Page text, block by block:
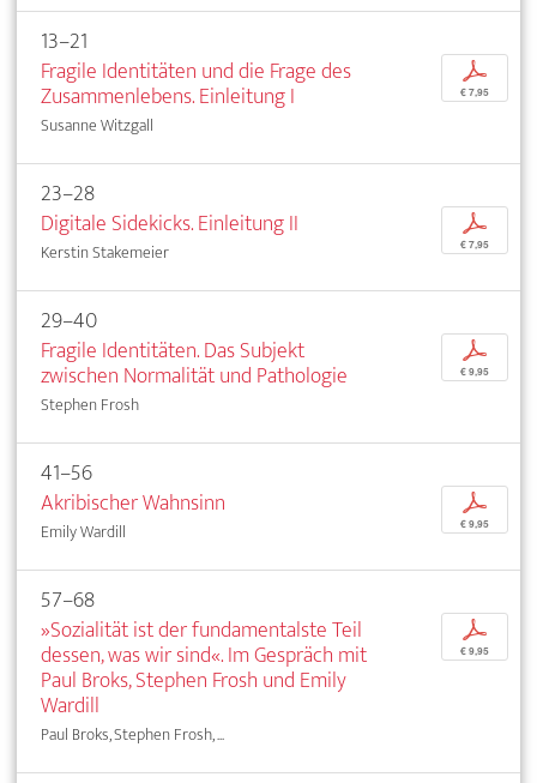
13–21
Fragile Identitäten und die Frage des
Zusammenlebens. Einleitung I
Susanne Witzgall
p
€ 7,95
23–28
Digitale Sidekicks. Einleitung II
Kerstin Stakemeier
p
€ 7,95
29–40
Fragile Identitäten. Das Subjekt
zwischen Normalität und Pathologie
Stephen Frosh
p
€ 9,95
41–56
Akribischer Wahnsinn
Emily Wardill
p
€ 9,95
57–68
»Sozialität ist der fundamentalste Teil
dessen, was wir sind«. Im Gespräch mit
Paul Broks, Stephen Frosh und Emily
Wardill
Paul Broks, Stephen Frosh, ...
p
€ 9,95